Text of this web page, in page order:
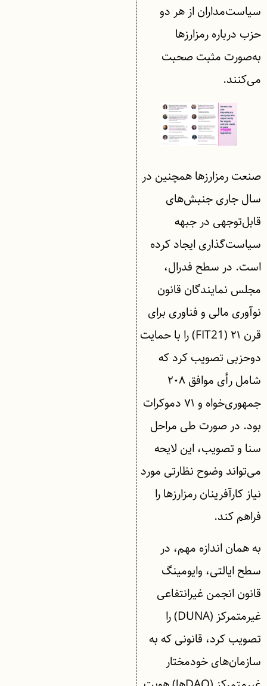
سیاست‌مداران از هر دو
حزب درباره رمزارزها
به‌صورت مثبت صحبت
می‌کنند.
صنعت رمزارزها همچنین در
سال جاری جنبش‌های
قابل‌توجهی در جبهه
سیاست‌گذاری ایجاد کرده
است. در سطح فدرال،
مجلس نمایندگان قانون
نوآوری مالی و فناوری برای
قرن ۲۱ (FIT21) را با حمایت
دوحزبی تصویب کرد که
شامل رأی موافق ۲۰۸
جمهوری‌خواه و ۷۱ دموکرات
بود. در صورت طی مراحل
سنا و تصویب، این لایحه
می‌تواند وضوح نظارتی مورد
نیاز کارآفرینان رمزارزها را
فراهم کند.
به همان اندازه مهم، در
سطح ایالتی، وایومینگ
قانون انجمن غیرانتفاعی
غیرمتمرکز (DUNA) را
تصویب کرد، قانونی که به
سازمان‌های خودمختار